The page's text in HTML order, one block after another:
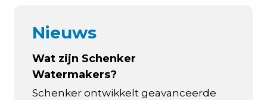
Nieuws
Wat zijn Schenker
Watermakers?
Schenker ontwikkelt geavanceerde